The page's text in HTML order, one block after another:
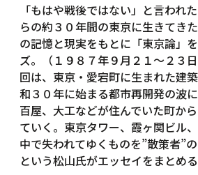
「もはや戦後ではない」と言われ
らの約３０年間の東京に生きてき
の記憶と現実をもとに「東京論」
ズ。（１９８７年９月２１～２３
回は、東京・愛宕町に生まれた建
和３０年に始まる都市再開発の波
百屋、大工などが住んでいた町か
ていく。東京タワー、霞ヶ関ビル
中で失われてゆくものを”散策者”
という松山氏がエッセイをまとめる